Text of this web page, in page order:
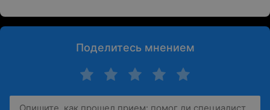
Поделитесь мнением